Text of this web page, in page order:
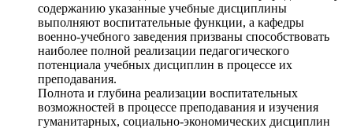
содержанию указанные учебные дисциплины
выполняют воспитательные функции, а кафедры
военно-учебного заведения призваны способствовать
наиболее полной реализации педагогического
потенциала учебных дисциплин в процессе их
преподавания.
Полнота и глубина реализации воспитательных
возможностей в процессе преподавания и изучения
гуманитарных, социально-экономических дисциплин